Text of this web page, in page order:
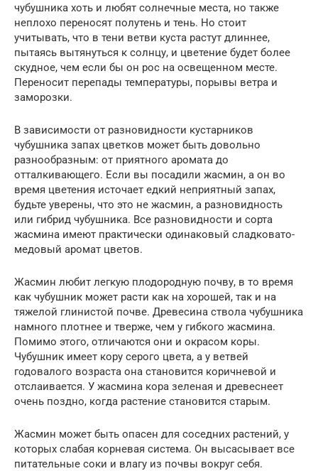
чубушника хоть и любят солнечные места, но также
неплохо переносят полутень и тень. Но стоит
учитывать, что в тени ветви куста растут длиннее,
пытаясь вытянуться к солнцу, и цветение будет более
скудное, чем если бы он рос на освещенном месте.
Переносит перепады температуры, порывы ветра и
заморозки.
В зависимости от разновидности кустарников
чубушника запах цветков может быть довольно
разнообразным: от приятного аромата до
отталкивающего. Если вы посадили жасмин, а он во
время цветения источает едкий неприятный запах,
будьте уверены, что это не жасмин, а разновидность
или гибрид чубушника. Все разновидности и сорта
жасмина имеют практически одинаковый сладковато-
медовый аромат цветов.
Жасмин любит легкую плодородную почву, в то время
как чубушник может расти как на хорошей, так и на
тяжелой глинистой почве. Древесина ствола чубушника
намного плотнее и тверже, чем у гибкого жасмина.
Помимо этого, отличаются они и окрасом коры.
Чубушник имеет кору серого цвета, а у ветвей
годовалого возраста она становится коричневой и
отслаивается. У жасмина кора зеленая и древеснеет
очень поздно, когда растение становится старым.
Жасмин может быть опасен для соседних растений, у
которых слабая корневая система. Он высасывает все
питательные соки и влагу из почвы вокруг себя.